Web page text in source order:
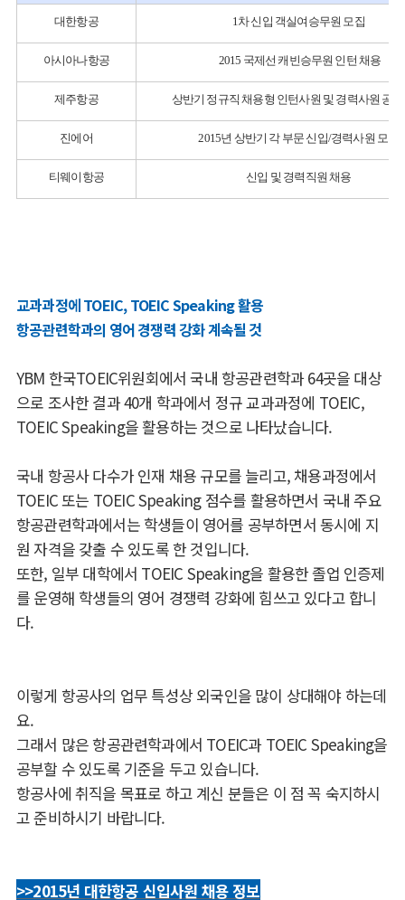
대한항공 1차 신입 객실여승무원 모집
아시아나항공 2015 국제선 캐빈승무원 인턴 채용
제주항공 상반기 정규직 채용형 인턴사원 및 경력사원 공
진에어 2015년 상반기 각 부문 신입/경력사원 모집
티웨이항공 신입 및 경력직원 채용
교과과정에 TOEIC, TOEIC Speaking 활용
항공관련학과의 영어 경쟁력 강화 계속될 것
YBM 한국TOEIC위원회에서 국내 항공관련학과 64곳을 대상
으로 조사한 결과 40개 학과에서 정규 교과과정에 TOEIC,
TOEIC Speaking을 활용하는 것으로 나타났습니다.
국내 항공사 다수가 인재 채용 규모를 늘리고, 채용과정에서
TOEIC 또는 TOEIC Speaking 점수를 활용하면서 국내 주요
항공관련학과에서는 학생들이 영어를 공부하면서 동시에 지
원 자격을 갖출 수 있도록 한 것입니다.
또한, 일부 대학에서 TOEIC Speaking을 활용한 졸업 인증제
를 운영해 학생들의 영어 경쟁력 강화에 힘쓰고 있다고 합니
다.
이렇게 항공사의 업무 특성상 외국인을 많이 상대해야 하는데
요.
그래서 많은 항공관련학과에서 TOEIC과 TOEIC Speaking을
공부할 수 있도록 기준을 두고 있습니다.
항공사에 취직을 목표로 하고 계신 분들은 이 점 꼭 숙지하시
고 준비하시기 바랍니다.
>>2015년 대한항공 신입사원 채용 정보